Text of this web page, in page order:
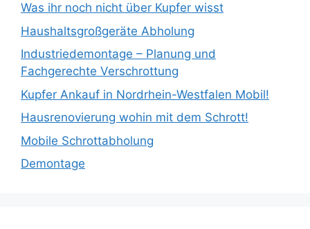
Was ihr noch nicht über Kupfer wisst
Haushaltsgroßgeräte Abholung
Industriedemontage – Planung und
Fachgerechte Verschrottung
Kupfer Ankauf in Nordrhein-Westfalen Mobil!
Hausrenovierung wohin mit dem Schrott!
Mobile Schrottabholung
Demontage